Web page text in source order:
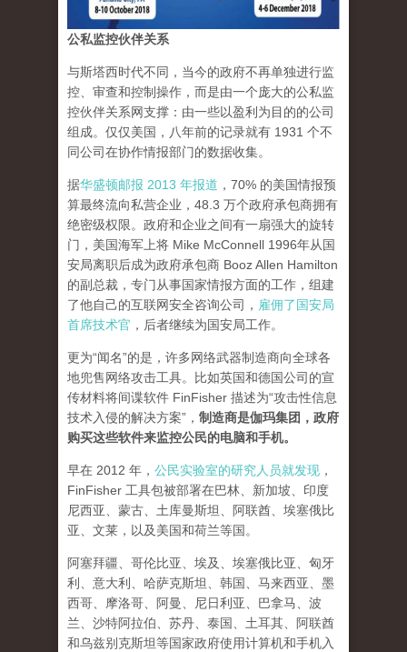
公私监控伙伴关系
与斯塔西时代不同，当今的政府不再单独进行监
控、审查和控制操作，而是由一个庞大的公私监
控伙伴关系网支撑：由一些以盈利为目的的公司
组成。仅仅美国，八年前的记录就有 1931 个不
同公司在协作情报部门的数据收集。
据华盛顿邮报 2013 年报道 ，70% 的美国情报预
算最终流向私营企业，48.3 万个政府承包商拥有
绝密级权限。政府和企业之间有一扇强大的旋转
门，美国海军上将 Mike McConnell 1996年从国
安局离职后成为政府承包商 Booz Allen Hamilton
的副总裁，专门从事国家情报方面的工作，组建
了他自己的互联网安全咨询公司， 雇佣了国安局
首席技术官 ，后者继续为国安局工作。
更为“闻名”的是，许多网络武器制造商向全球各
地兜售网络攻击工具。比如英国和德国公司的宣
传材料将间谍软件 FinFisher 描述为“攻击性信息
技术入侵的解决方案”， 制造商是伽玛集团，政府
购买这些软件来监控公民的电脑和手机。
早在 2012 年， 公民实验室的研究人员就发现 ，
FinFisher 工具包被部署在巴林、新加坡、印度
尼西亚、蒙古、土库曼斯坦、阿联酋、埃塞俄比
亚、文莱，以及美国和荷兰等国。
阿塞拜疆、哥伦比亚、埃及、埃塞俄比亚、匈牙
利、意大利、哈萨克斯坦、韩国、马来西亚、墨
西哥、摩洛哥、阿曼、尼日利亚、巴拿马、波
兰、沙特阿拉伯、苏丹、泰国、土耳其、阿联酋
和乌兹别克斯坦等国家政府使用计算机和手机入